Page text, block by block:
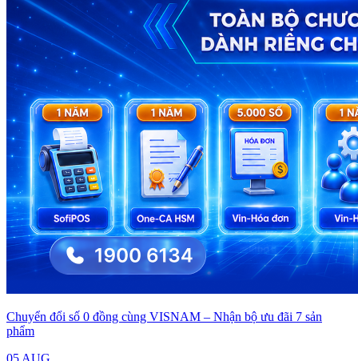
Chuyển đổi số 0 đồng cùng VISNAM – Nhận bộ ưu đãi 7 sản
phẩm